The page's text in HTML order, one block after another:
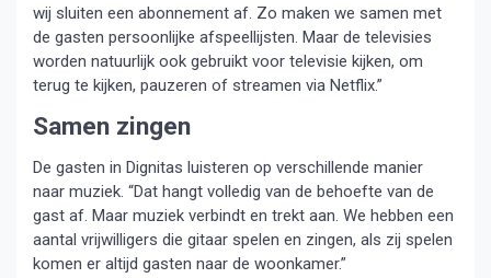
wij sluiten een abonnement af. Zo maken we samen met
de gasten persoonlijke afspeellijsten. Maar de televisies
worden natuurlijk ook gebruikt voor televisie kijken, om
terug te kijken, pauzeren of streamen via Netflix.”
Samen zingen
De gasten in Dignitas luisteren op verschillende manier
naar muziek. “Dat hangt volledig van de behoefte van de
gast af. Maar muziek verbindt en trekt aan. We hebben een
aantal vrijwilligers die gitaar spelen en zingen, als zij spelen
komen er altijd gasten naar de woonkamer.”